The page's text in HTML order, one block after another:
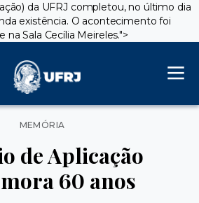
da UFRJ completou, no último dia
existência. O acontecimento foi
Sala Cecília Meireles.">
Categorias
MEMÓRIA
de Aplicação
60 anos